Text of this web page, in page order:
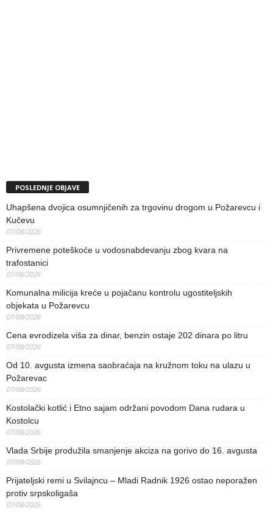
POSLEDNJE OBJAVE
Uhapšena dvojica osumnjičenih za trgovinu drogom u Požarevcu i
Kučevu
07/08/2026
Privremene poteškoće u vodosnabdevanju zbog kvara na
trafostanici
07/08/2026
Komunalna milicija kreće u pojačanu kontrolu ugostiteljskih
objekata u Požarevcu
07/08/2026
Cena evrodizela viša za dinar, benzin ostaje 202 dinara po litru
07/08/2026
Od 10. avgusta izmena saobraćaja na kružnom toku na ulazu u
Požarevac
07/08/2026
Kostolački kotlić i Etno sajam održani povodom Dana rudara u
Kostolcu
07/08/2026
Vlada Srbije produžila smanjenje akciza na gorivo do 16. avgusta
07/08/2026
Prijateljski remi u Svilajncu – Mladi Radnik 1926 ostao neporažen
protiv srpskoligaša
07/08/2026